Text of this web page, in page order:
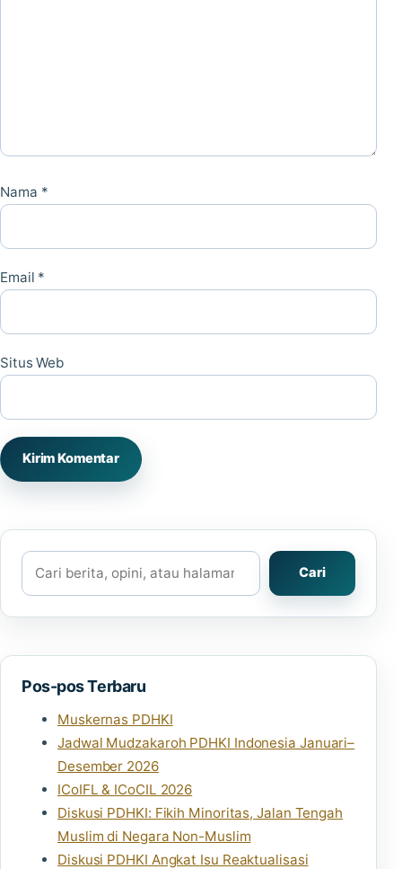
Nama *
Email *
Situs Web
Cari
Cari
Pos-pos Terbaru
Muskernas PDHKI
Jadwal Mudzakaroh PDHKI Indonesia Januari–
Desember 2026
ICoIFL & ICoCIL 2026
Diskusi PDHKI: Fikih Minoritas, Jalan Tengah
Muslim di Negara Non-Muslim
Diskusi PDHKI Angkat Isu Reaktualisasi